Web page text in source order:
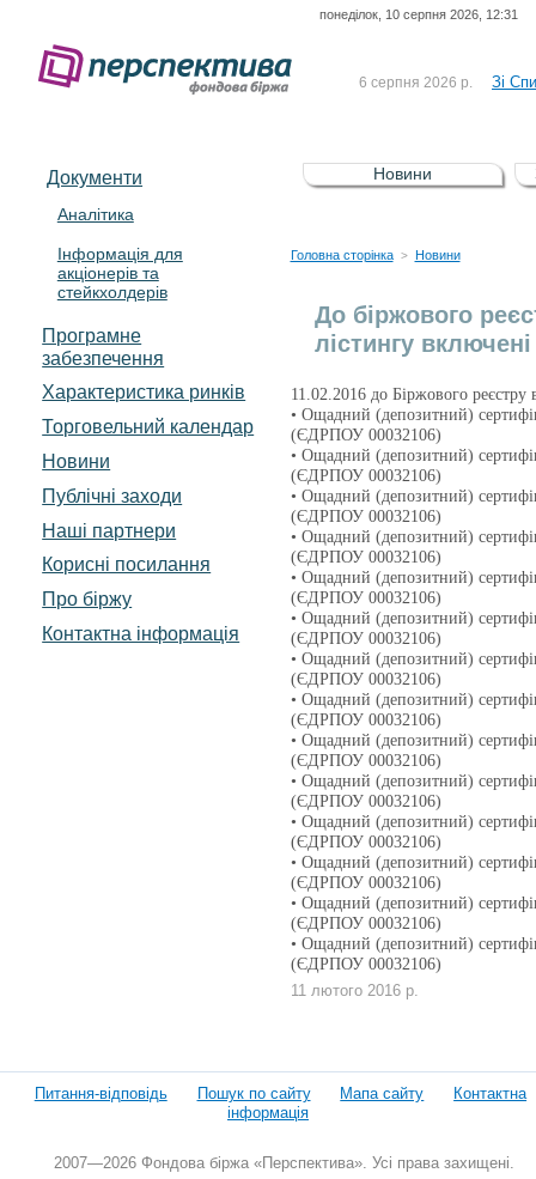
понеділок, 10 серпня 2026, 12:31
6 серпня 2026 р. Зі
5 серпня 2026 р.
Зі
UA4000232607)
4 серпня 2026 р.
Документи
Аналітика
Інформація для
акціонерів та
стейкхолдерів
Програмне
забезпечення
Характеристика pинків
Торговельний календар
Новини
Публічні заходи
Наші партнери
Корисні посилання
Про біржу
Контактна інформація
Новини
Головна сторінка > Новини
До біржового
лістингу
11.02.2016 до Біржового
• Ощадний (депозитний)
(ЄДРПОУ 00032106)
• Ощадний (депозитний)
(ЄДРПОУ 00032106)
• Ощадний (депозитний)
(ЄДРПОУ 00032106)
• Ощадний (депозитний)
(ЄДРПОУ 00032106)
• Ощадний (депозитний)
(ЄДРПОУ 00032106)
• Ощадний (депозитний)
(ЄДРПОУ 00032106)
• Ощадний (депозитний)
(ЄДРПОУ 00032106)
• Ощадний (депозитний)
(ЄДРПОУ 00032106)
• Ощадний (депозитний)
(ЄДРПОУ 00032106)
• Ощадний (депозитний)
(ЄДРПОУ 00032106)
• Ощадний (депозитний)
(ЄДРПОУ 00032106)
• Ощадний (депозитний)
(ЄДРПОУ 00032106)
• Ощадний (депозитний)
(ЄДРПОУ 00032106)
• Ощадний (депозитний)
(ЄДРПОУ 00032106)
11 лютого 2016 р.
Питання-відповідь Пошук по сайту Мапа сайту
Контактна
інформація
2007—2026 Фондова біржа «Перспектива». Усі права захищені.